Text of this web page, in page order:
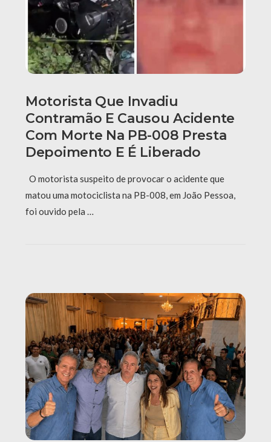
Motorista Que Invadiu
Contramão E Causou Acidente
Com Morte Na PB-008 Presta
Depoimento E É Liberado
O motorista suspeito de provocar o acidente que
matou uma motociclista na PB-008, em João Pessoa,
foi ouvido pela …